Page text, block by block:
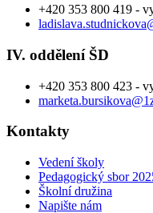
+420 353 800 419 -
IV. oddělení ŠD
+420 353 800 423 -
Kontakty
Vedení školy
Pedagogický sbor
Školní družina
Napište nám